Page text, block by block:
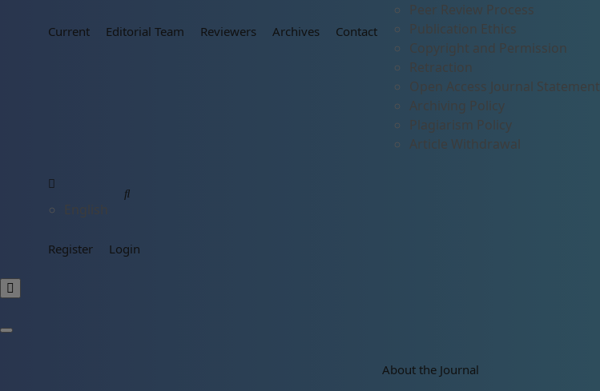
Current Editorial Team Reviewers Archives Contact
Peer Review Process
Publication Ethics
Copyright and Permission
Retraction
Open Access Journal Statement
Archiving Policy
Plagiarism Policy
Article Withdrawal
Register Login
About the Journal